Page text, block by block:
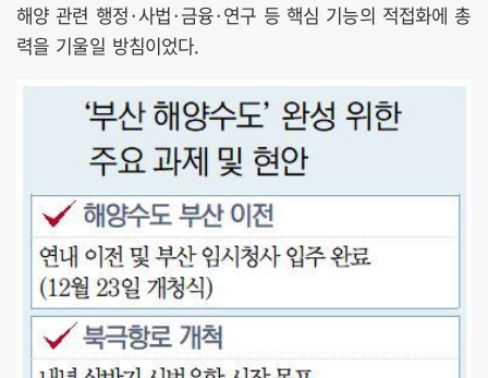
해양 관련 행정·사법·금융·연구 등 핵심 기능의 적접화에 총
력을 기울일 방침이었다.